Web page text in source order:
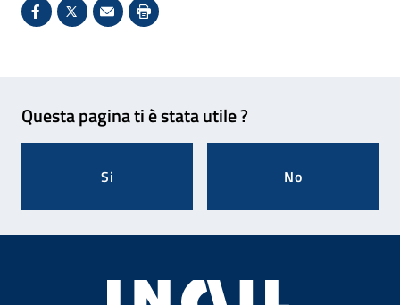
Condividi su Facebook - Sito esterno - Apertura in
X - Sito esterno - Apertura in nuova finestra
Invio Mail: apre il programma di posta
Stampa pagina: scelta meno
Questa pagina ti è stata utile ?
Si No